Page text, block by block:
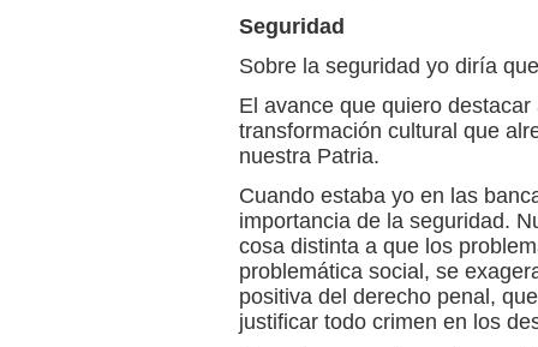
Seguridad
Sobre la seguridad yo diría
El avance que quiero
transformación cultural que
nuestra Patria.
Cuando estaba yo en las
importancia de la seguridad.
cosa distinta a que los
problemática social, se
positiva del derecho penal,
justificar todo crimen en los